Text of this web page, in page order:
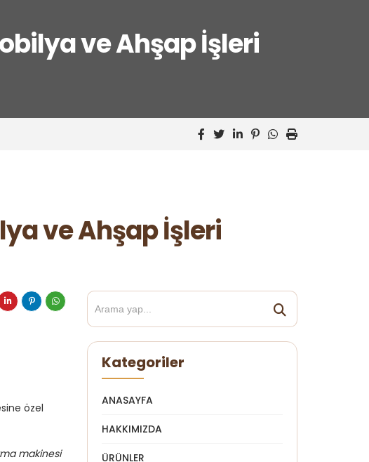
ve Ahşap İşleri
ve Ahşap İşleri
Kategoriler
ANASAYFA
HAKKIMIZDA
ÜRÜNLER
özel
makinesi